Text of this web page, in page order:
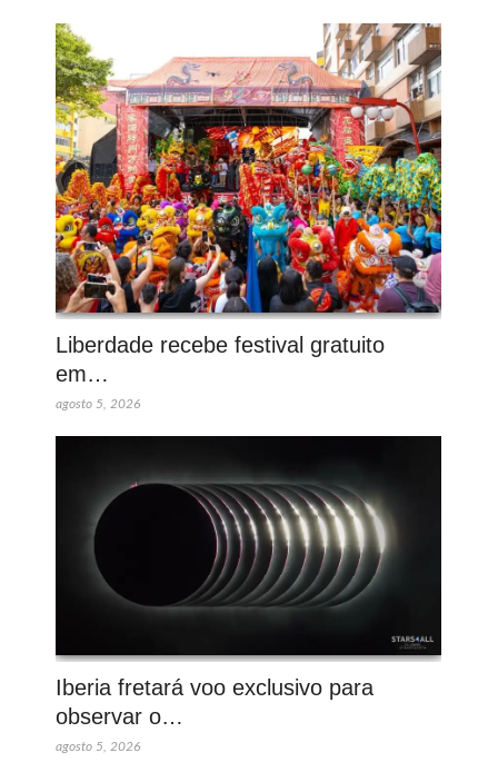
Liberdade recebe festival gratuito
em…
agosto 5, 2026
Iberia fretará voo exclusivo para
observar o…
agosto 5, 2026